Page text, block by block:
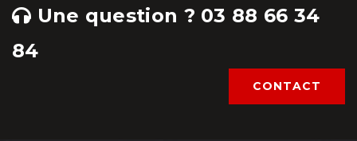
Une question ? 03 88 66 34
84
CONTACT